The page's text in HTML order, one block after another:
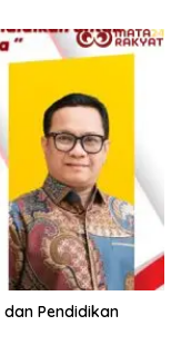
dan Pendidikan